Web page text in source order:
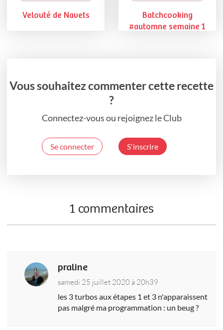
Velouté de Navets
Batchcooking
#automne semaine 1
Vous souhaitez commenter cette recette
?
Connectez-vous ou rejoignez le Club
Se connecter S'inscrire
1 commentaires
praline
samedi 25 juillet 2020 à 20h39
les 3 turbos aux étapes 1 et 3 n'apparaissent
pas malgré ma programmation : un beug ?